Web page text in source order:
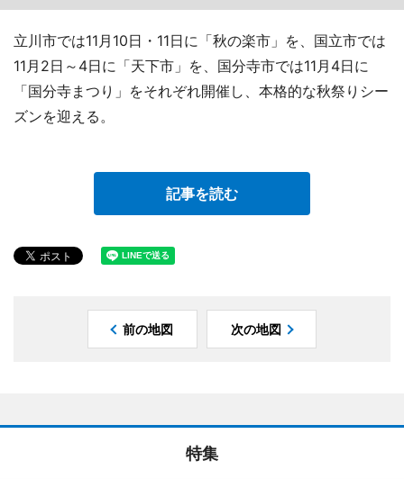
立川市では11月10日・11日に「秋の楽市」を、国立市では
11月2日～4日に「天下市」を、国分寺市では11月4日に
「国分寺まつり」をそれぞれ開催し、本格的な秋祭りシー
ズンを迎える。
記事を読む
前の地図 次の地図
特集